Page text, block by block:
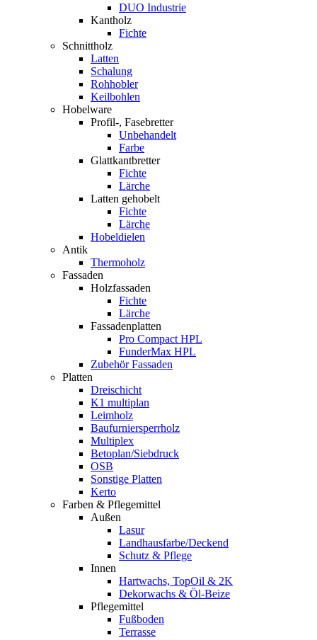
DUO Industrie
Kantholz
Fichte
Schnittholz
Latten
Schalung
Rohhobler
Keilbohlen
Hobelware
Profil-, Fasebretter
Unbehandelt
Farbe
Glattkantbretter
Fichte
Lärche
Latten gehobelt
Fichte
Lärche
Hobeldielen
Antik
Thermoholz
Fassaden
Holzfassaden
Fichte
Lärche
Fassadenplatten
Pro Compact HPL
FunderMax HPL
Zubehör Fassaden
Platten
Dreischicht
K1 multiplan
Leimholz
Baufurniersperrholz
Multiplex
Betoplan/Siebdruck
OSB
Sonstige Platten
Kerto
Farben & Pflegemittel
Außen
Lasur
Landhausfarbe/Deckend
Schutz & Pflege
Innen
Hartwachs, TopOil & 2K
Dekorwachs & Öl-Beize
Pflegemittel
Fußboden
Terrasse